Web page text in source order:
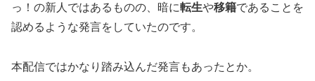
っ！の新人ではあるものの、 暗に転生や移籍であることを
認めるような発言をしていたのです。
本配信ではかなり踏み込んだ発言もあったとか。